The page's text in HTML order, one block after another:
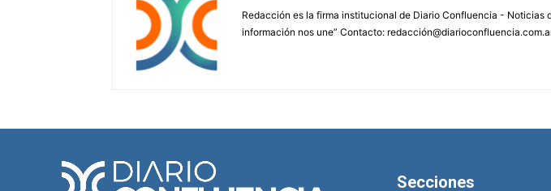
Redacción es la firma institucional de Diario Confluencia - Noticias
información nos une” Contacto:
Secciones